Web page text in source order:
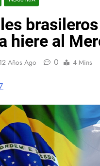
hiere al
12 Años Ago 0 4 Mins